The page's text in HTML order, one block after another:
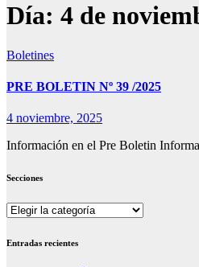
Día: 4 de
Boletines
PRE BOLETIN Nº 39 /2025
4 noviembre, 2025
Información en el Pre Boletin
Secciones
Secciones
Entradas recientes